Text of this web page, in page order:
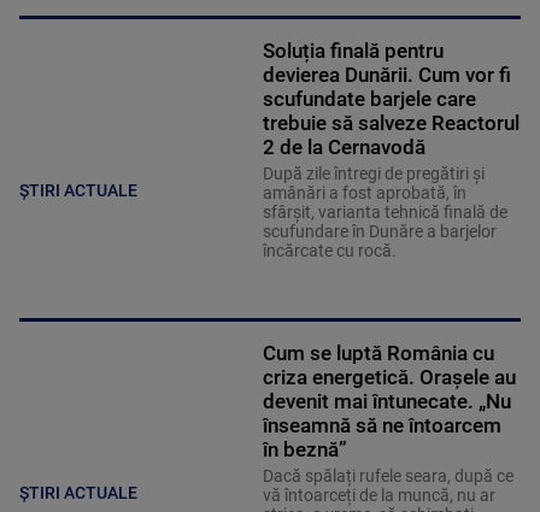
ȘTIRI ACTUALE
Soluția finală pentru
devierea Dunării. Cum vor fi
scufundate barjele care
trebuie să salveze Reactorul
2 de la Cernavodă
După zile întregi de pregătiri și
amânări a fost aprobată, în
sfârșit, varianta tehnică finală de
scufundare în Dunăre a barjelor
încărcate cu rocă.
ȘTIRI ACTUALE
Cum se luptă România cu
criza energetică. Orașele au
devenit mai întunecate. „Nu
înseamnă să ne întoarcem
în beznă”
Dacă spălați rufele seara, după ce
vă întoarceți de la muncă, nu ar